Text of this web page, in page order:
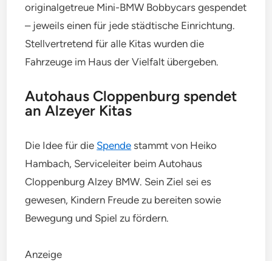
originalgetreue Mini-BMW Bobbycars gespendet
– jeweils einen für jede städtische Einrichtung.
Stellvertretend für alle Kitas wurden die
Fahrzeuge im Haus der Vielfalt übergeben.
Autohaus Cloppenburg spendet
an Alzeyer Kitas
Die Idee für die Spende stammt von Heiko
Hambach, Serviceleiter beim Autohaus
Cloppenburg Alzey BMW. Sein Ziel sei es
gewesen, Kindern Freude zu bereiten sowie
Bewegung und Spiel zu fördern.
Anzeige